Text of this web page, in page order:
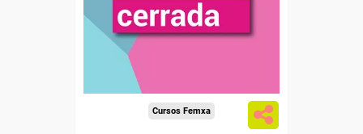
Cursos Femxa